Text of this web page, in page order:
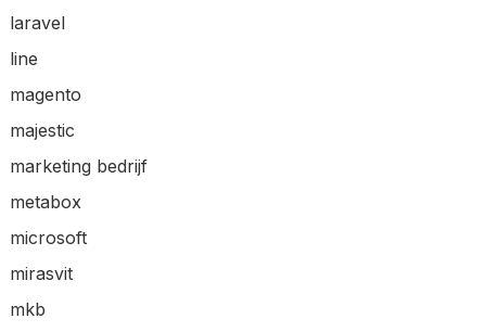
laravel
line
magento
majestic
marketing bedrijf
metabox
microsoft
mirasvit
mkb